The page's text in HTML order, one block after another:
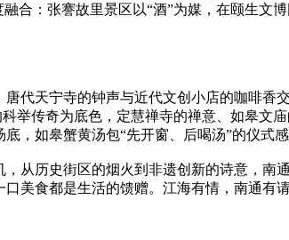
合：张謇故里景区以“酒”为媒，在颐生文
代天宁寺的钟声与近代文创小店的咖啡香
举传奇为底色，定慧禅寺的禅意、如皋文
，如皋蟹黄汤包“先开窗、后喝汤”的仪式
从历史街区的烟火到非遗创新的诗意，南
美食都是生活的馈赠。江海有情，南通